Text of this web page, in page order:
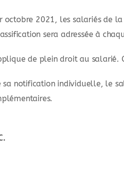
octobre 2021, les salariés de
sera adressée à
de plein droit au
notification individuelle, le